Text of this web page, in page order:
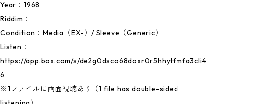
Year：1968
Riddim：
Condition：Media（EX-）/ Sleeve（Generic）
Listen：
https://app.box.com/s/de2g0dsco68doxr0r5hhytfmfa3cli4
6
※1ファイルに両面視聴あり（1 file has double-sided